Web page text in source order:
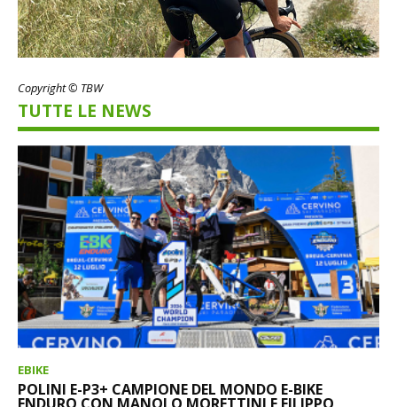
Copyright © TBW
TUTTE LE NEWS
EBIKE
POLINI E-P3+ CAMPIONE DEL MONDO E-BIKE